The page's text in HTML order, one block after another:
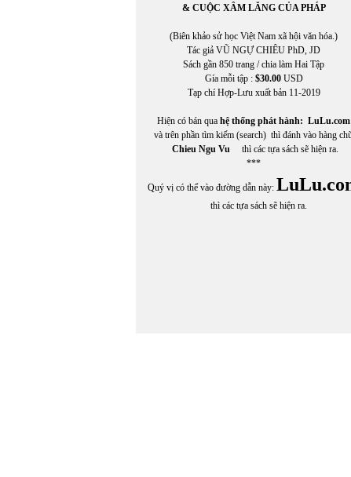
& CUỘC XÂM LĂNG CỦA PHÁP
(Biên khảo sử học Việt Nam xã hội văn hóa.)
Tác giả VŨ NGỰ CHIÊU PhD, JD
Sách gần 850 trang / chia làm Hai Tập
Gía mỗi tập : $30.00USD
Tạp chí Hợp-Lưu xuất bản 11-2019
Hiện có bán qua hệ thống phát hành: LuLu.com
và trên phần tìm kiếm (search) thì đánh vào hàng
Chieu Ngu Vu thì các tựa sách sẽ hiện ra.
***
Quý vị có thể vào đường dẫn này:
thì các tựa sách sẽ hiện ra.